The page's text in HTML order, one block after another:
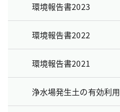
環境報告書2023
環境報告書2022
環境報告書2021
浄水場発生土の有効利用